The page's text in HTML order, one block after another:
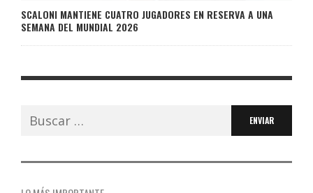
SCALONI MANTIENE CUATRO JUGADORES EN RESERVA A UNA
SEMANA DEL MUNDIAL 2026
Buscar: